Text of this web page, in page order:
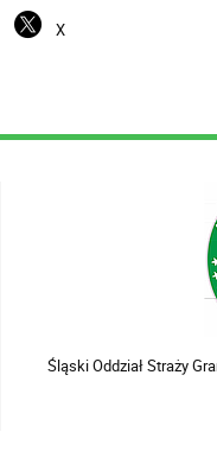
X
Śląski Oddział Straży